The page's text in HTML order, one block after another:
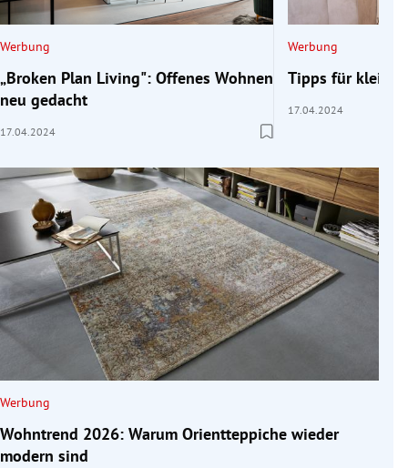
Werbung
„Broken Plan Living": Offenes Wohnen
neu gedacht
17.04.2024
Werbung
Tipps für kleine
17.04.2024
Werbung
Wohntrend 2026: Warum Orientteppiche wieder
modern sind